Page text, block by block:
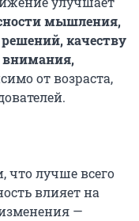
мышления,
качеству
внимания,
от возраста,
лучше всего
влияет на
—